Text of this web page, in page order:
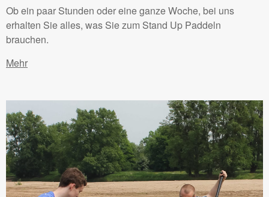
Ob ein paar Stunden oder eine ganze Woche, bei uns
erhalten Sie alles, was Sie zum Stand Up Paddeln
brauchen.
Mehr